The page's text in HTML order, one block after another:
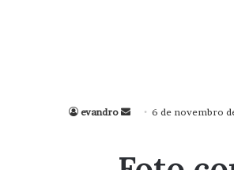
evandro
Mande6 de novembro